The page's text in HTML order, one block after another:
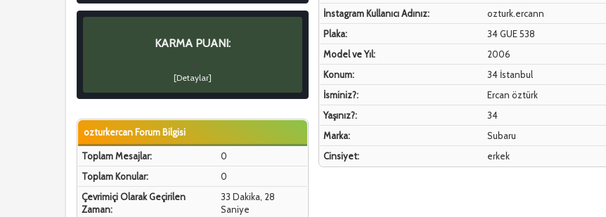
KARMA PUANI:
[Detaylar]
ozturkercan Forum Bilgisi
Toplam Mesajlar:
0
Toplam Konular:
0
Çevrimiçi Olarak Geçirilen
Zaman:
33 Dakika, 28
Saniye
İnstagram Kullanıcı Adınız:
ozturk.ercann
Plaka:
34 GUE 538
Model ve Yıl:
2006
Konum:
34 İstanbul
İsminiz?:
Ercan öztürk
Yaşınız?:
34
Marka:
Subaru
Cinsiyet:
erkek